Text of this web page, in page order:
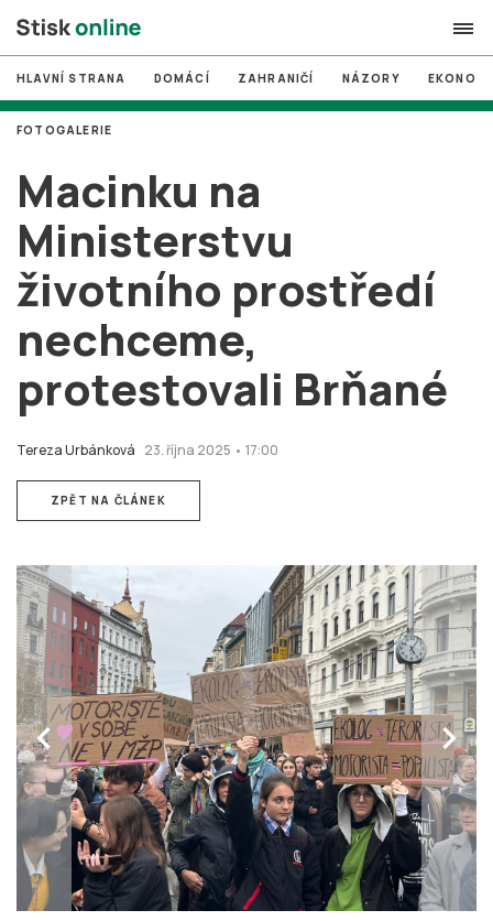
search
# MUNI
# Brno
# volby
login PŘIHLÁSIT SE
Zapomněli jste heslo?
HLAVNÍ STRANA DOMÁCÍ ZAHRANIČÍ NÁZORY
Macinku na
Ministerstvu
životního prostředí
nechceme,
protestovali Brňané
Tereza Urbánková 23. října 2025 • 17:00
FOTOGALERIE
ZPĚT NA ČLÁNEK
chevron_left chevron_right